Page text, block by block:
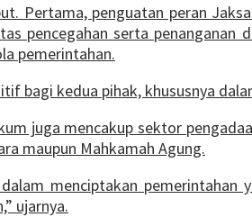
Pertama, penguatan peran
pencegahan serta
pemerintahan.
bagi kedua pihak, khususnya
juga mencakup sektor
maupun Mahkamah Agung.
menciptakan
ujarnya.